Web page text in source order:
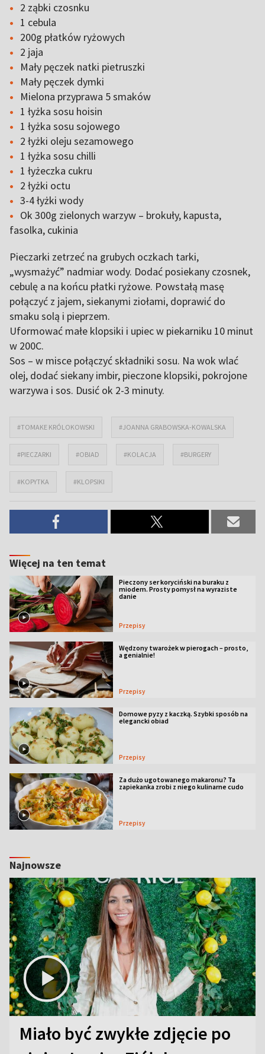
2 ząbki czosnku
1 cebula
200g płatków ryżowych
2 jaja
Mały pęczek natki pietruszki
Mały pęczek dymki
Mielona przyprawa 5 smaków
1 łyżka sosu hoisin
1 łyżka sosu sojowego
2 łyżki oleju sezamowego
1 łyżka sosu chilli
1 łyżeczka cukru
2 łyżki octu
3-4 łyżki wody
Ok 300g zielonych warzyw – brokuły, kapusta,
fasolka, cukinia
Pieczarki zetrzeć na grubych oczkach tarki,
„wysmażyć” nadmiar wody. Dodać posiekany czosnek,
cebulę a na końcu płatki ryżowe. Powstałą masę
połączyć z jajem, siekanymi ziołami, doprawić do
smaku solą i pieprzem.
Uformować małe klopsiki i upiec w piekarniku 10 minut
w 200C.
Sos – w misce połączyć składniki sosu. Na wok wlać
olej, dodać siekany imbir, pieczone klopsiki, pokrojone
warzywa i sos. Dusić ok 2-3 minuty.
#TOMAKE KRÓLOKOWSKI #JOANNA GRABOWSKA-KOWALSKA
#PIECZARKI #OBIAD #KOLACJA #BURGERY
#KOPYTKA #KLOPSIKI
Więcej na ten temat
Pieczony ser koryciński na buraku z
miodem. Prosty pomysł na wyraziste
danie
Przepisy
Wędzony twarożek w pierogach – prosto,
a genialnie!
Przepisy
Domowe pyzy z kaczką. Szybki sposób na
elegancki obiad
Przepisy
Za dużo ugotowanego makaronu? Ta
zapiekanka zrobi z niego kulinarne cudo
Przepisy
Najnowsze
Miało być zwykłe zdjęcie po